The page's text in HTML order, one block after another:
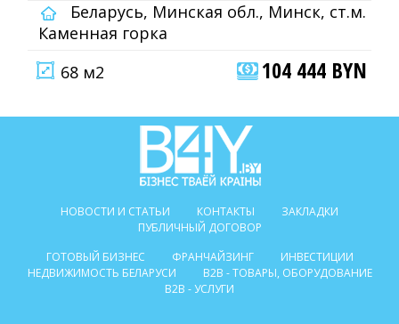
Беларусь, Минская обл., Минск, ст.м.
Каменная горка
68 м2
104 444 BYN
НОВОСТИ И СТАТЬИ КОНТАКТЫ
ЗАКЛАДКИ
ПУБЛИЧНЫЙ ДОГОВОР
ГОТОВЫЙ БИЗНЕС
ФРАНЧАЙЗИНГ
ИНВЕСТИЦИИ
НЕДВИЖИМОСТЬ БЕЛАРУСИ
B2B - ТОВАРЫ, ОБОРУДОВАНИЕ
B2B - УСЛУГИ